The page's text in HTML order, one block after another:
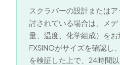
スクラバーの設計または
討されている場合は、メ
量、温度、化学組成）をお
FXSINOがサイズを確認し
を検証した上で、24時間